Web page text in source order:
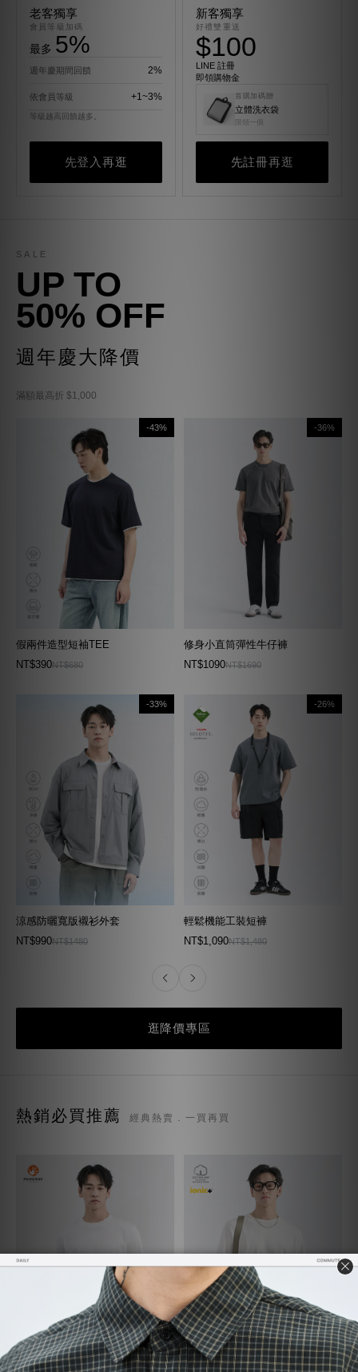
老客獨享
會員等級加碼
最多 5%
週年慶期間回饋 2%
依會員等級 +1~3%
等級越高回饋越多。
先登入再逛
新客獨享
好禮雙重送
$100
LINE 註冊
即領購物金
首購加碼贈
立體洗衣袋
限領一個
先註冊再逛
SALE
UP TO
50% OFF
週年慶大降價
滿額最高折 $1,000
-43%
假兩件造型短袖TEE
NT$390NT$680
-36%
修身小直筒彈性牛仔褲
NT$1090NT$1690
-33%
涼感防曬寬版襯衫外套
NT$990NT$1480
-26%
輕鬆機能工裝短褲
NT$1,090NT$1,480
逛降價專區
熱銷必買推薦 經典熱賣．一買再買